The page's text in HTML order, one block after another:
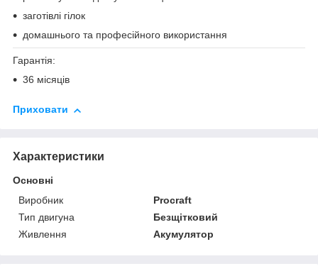
заготівлі гілок
домашнього та професійного використання
Гарантія:
36 місяців
Приховати
Характеристики
Основні
Виробник
Procraft
Тип двигуна
Безщітковий
Живлення
Акумулятор